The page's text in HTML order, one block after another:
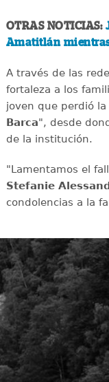
OTRAS NOTICIAS:
Amatitlán
A través de las
fortaleza a los
joven que perdió
Barca", desde
de la institución.
"Lamentamos el
Stefanie
condolencias a la